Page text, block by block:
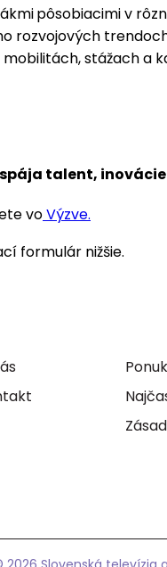
pôsobiacimi v
rozvojových
stážach a
talent,
voVýzve.
formulár nižšie.